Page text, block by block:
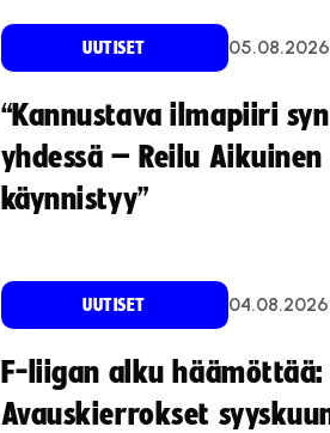
UUTISET 05.08.2026
“Kannustava ilmapiiri
yhdessä – Reilu
käynnistyy”
UUTISET 04.08.2026
F-liigan alku häämöttää:
Avauskierrokset